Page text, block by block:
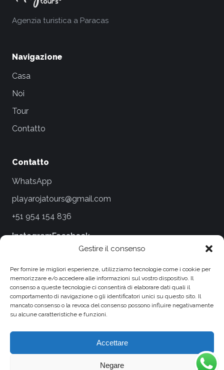
Gestire il consenso
Per fornire le migliori esperienze, utilizziamo tecnologie come i cookie per
memorizzare e/o accedere alle informazioni sul vostro dispositivo. Il
consenso a queste tecnologie ci consentirà di elaborare dati quali il
comportamento di navigazione o gli identificatori unici su questo sito. Il
mancato consenso o la revoca del consenso possono influire negativamente
su alcune caratteristiche e funzioni.
Accettare
Negare
Agenzia turistica a Paracas
Navigazione
Casa
Noi
Tour
Contatto
Contatto
WhatsApp
playarojatours@gmail.com
+51 954 154 836
InstagramFacebook
Termini e condizioni
Informativa sulla privacy
Condizioni di viaggio e cancellazioni